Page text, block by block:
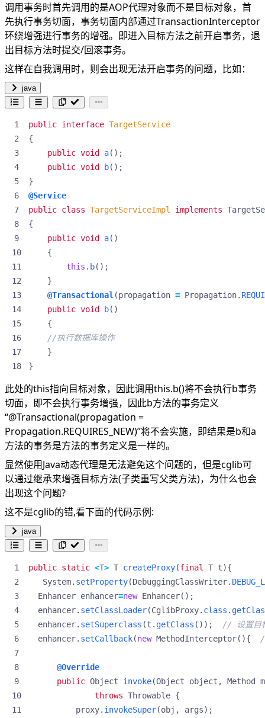
调用事务时首先调用的是AOP代理对象而不是目标对象，首
先执行事务切面，事务切面内部通过TransactionInterceptor
环绕增强进行事务的增强。即进入目标方法之前开启事务，退
出目标方法时提交/回滚事务。
这样在自我调用时，则会出现无法开启事务的问题，比如：
java
public interface TargetService
{
public void a();
public void b();
}
@Service
public class TargetServiceImpl implements
{
public void a()
{
this . b();
}
@Transactional (propagation = Propagation.
public void b()
{
//执行数据库操作
}
}
此处的this指向目标对象，因此调用this.b()将不会执行b事务
切面，即不会执行事务增强，因此b方法的事务定义
“@Transactional(propagation =
Propagation.REQUIRES_NEW)”将不会实施，即结果是b和a
方法的事务是方法的事务定义是一样的。
显然使用Java动态代理是无法避免这个问题的，但是cglib可
以通过继承来增强目标方法(子类重写父类方法)，为什么也会
出现这个问题?
这不是cglib的错,看下面的代码示例:
java
public static <T> T createProxy(final T t){
System. setProperty(DebuggingClassWriter.
Enhancer enhancer=new Enhancer();
enhancer. setClassLoader(CglibProxy. class .
enhancer. setSuperclass (t . getClass ());
// 设置目
enhancer. setCallback(new MethodInterceptor(){
@Override
public Object invoke(Object object , Method
throws Throwable {
proxy. invokeSuper(obj , args);